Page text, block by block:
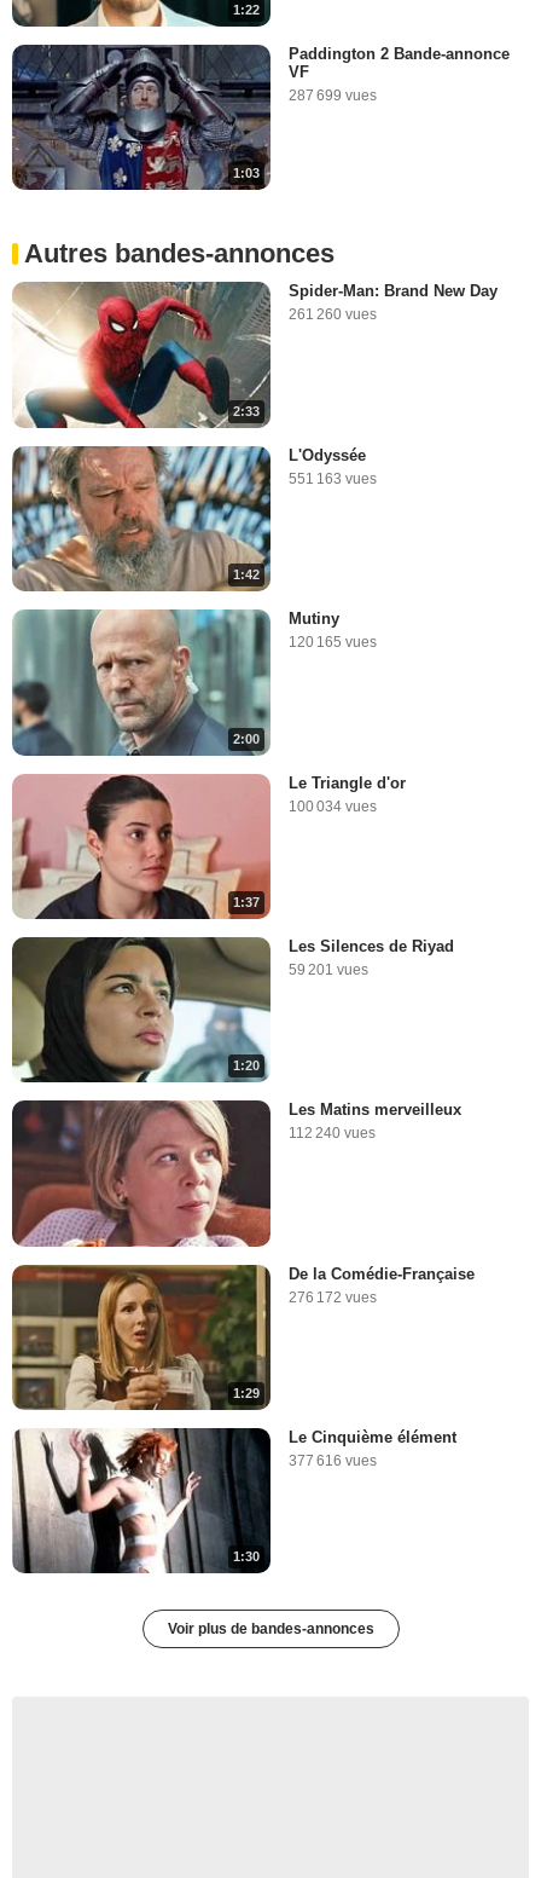
1:22
1:03
Paddington 2 Bande-annonce
VF
287 699 vues
Autres bandes-annonces
2:33
Spider-Man: Brand New Day
261 260 vues
1:42
L'Odyssée
551 163 vues
2:00
Mutiny
120 165 vues
1:37
Le Triangle d'or
100 034 vues
1:20
Les Silences de Riyad
59 201 vues
Les Matins merveilleux
112 240 vues
1:29
De la Comédie-Française
276 172 vues
1:30
Le Cinquième élément
377 616 vues
Voir plus de bandes-annonces